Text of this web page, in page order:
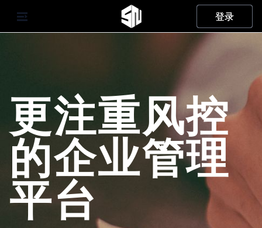
登录
登录
更注重风控
的企业管理
平台